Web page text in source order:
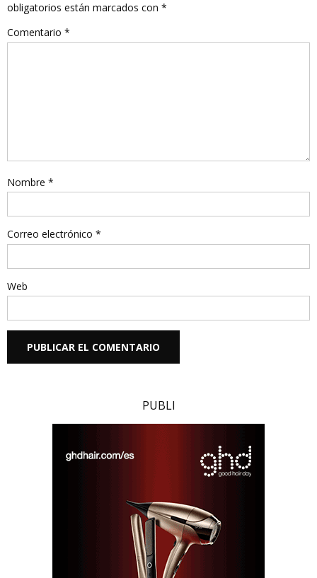
obligatorios están marcados con *
Comentario *
Nombre *
Correo electrónico *
Web
PUBLI